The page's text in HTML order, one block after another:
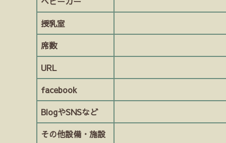
授乳室
席数
URL
facebook
BlogやSNSなど
その他設備・施設